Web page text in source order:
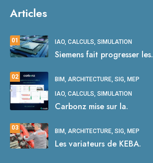
Articles
01 IAO, CALCULS, SIMULATION
Siemens fait progresser les.
02 BIM, ARCHITECTURE, SIG, MEP
IAO, CALCULS, SIMULATION
Carbonz mise sur la.
03 BIM, ARCHITECTURE, SIG, MEP
Les variateurs de KEBA.